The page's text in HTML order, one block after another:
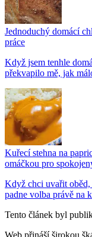
Jednoduchý domácí
práce
Když jsem tenhle
překvapilo mě, jak
Kuřecí stehna na
omáčkou pro
Když chci uvařit oběd,
padne volba právě na
Tento článek byl
Web přináší širokou